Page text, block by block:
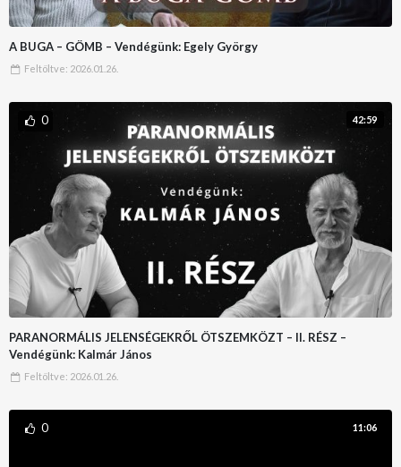
A BUGA – GÖMB – Vendégünk: Egely György
Feltöltve: 2026.01.26.
42:59
0
PARANORMÁLIS JELENSÉGEKRŐL ÖTSZEMKÖZT – II. RÉSZ –
Vendégünk: Kalmár János
Feltöltve: 2026.01.26.
11:06
0